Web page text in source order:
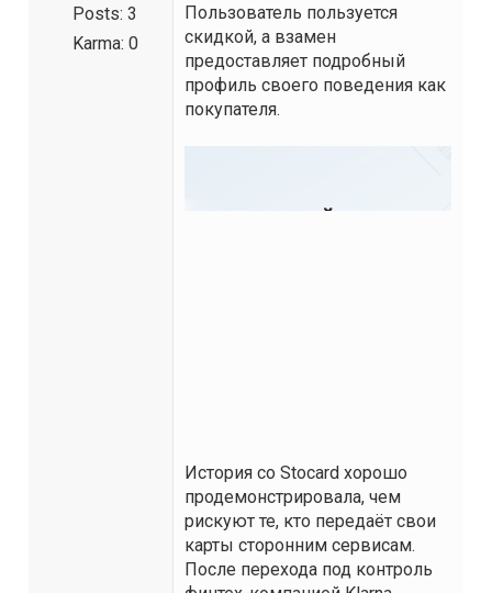
Posts: 3
Karma: 0
Пользователь пользуется
скидкой, а взамен
предоставляет подробный
профиль своего поведения как
покупателя.
История со Stocard хорошо
продемонстрировала, чем
рискуют те, кто передаёт свои
карты сторонним сервисам.
После перехода под контроль